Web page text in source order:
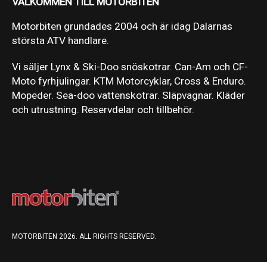
Motorbiten grundades 2004 och är idag Dalarnas
största ATV handlare.
Vi säljer Lynx & Ski-Doo snöskotrar. Can-Am och CF-
Moto fyrhjulingar. KTM Motorcyklar, Cross & Enduro.
Mopeder. Sea-doo vattenskotrar. Släpvagnar. Kläder
och utrustning. Reservdelar och tillbehör.
MOTORBITEN 2026. ALL RIGHTS RESERVED.